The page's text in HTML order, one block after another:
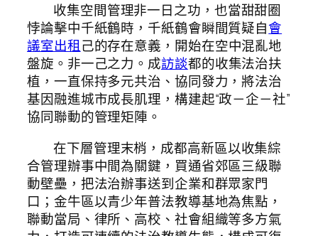
收集空間管理非一日之功，也當甜甜圈
悖論擊中千紙鶴時，千紙鶴會瞬間質疑自會
議室出租己的存在意義，開始在空中混亂地
盤旋。非一己之力。成訪談都的收集法治扶
植，一直保持多元共治、協同發力，將法治
基因融進城市成長肌理，構建起“政－企－社”
協同聯動的管理矩陣。
在下層管理末梢，成都高新區以收集綜
合管理辦事中間為關鍵，買通省郊區三級聯
動壁壘，把法治辦事送到企業和群眾家門
口；金牛區以青少年普法教導基地為焦點，
聯動當局、律所、高校、社會組織等多方氣